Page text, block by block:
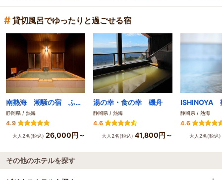
# 貸切風呂でゆったりと過ごせる宿
南熱海 潮騒の宿 ふじま
静岡県 / 熱海
4.9
大人2名(税込) 26,000円～
湯の幸・食の幸 磯舟
静岡県 / 熱海
4.6
大人2名(税込) 41,800円～
静岡県 / 熱海
4.6
大人2名(税込)
その他のホテルを探す